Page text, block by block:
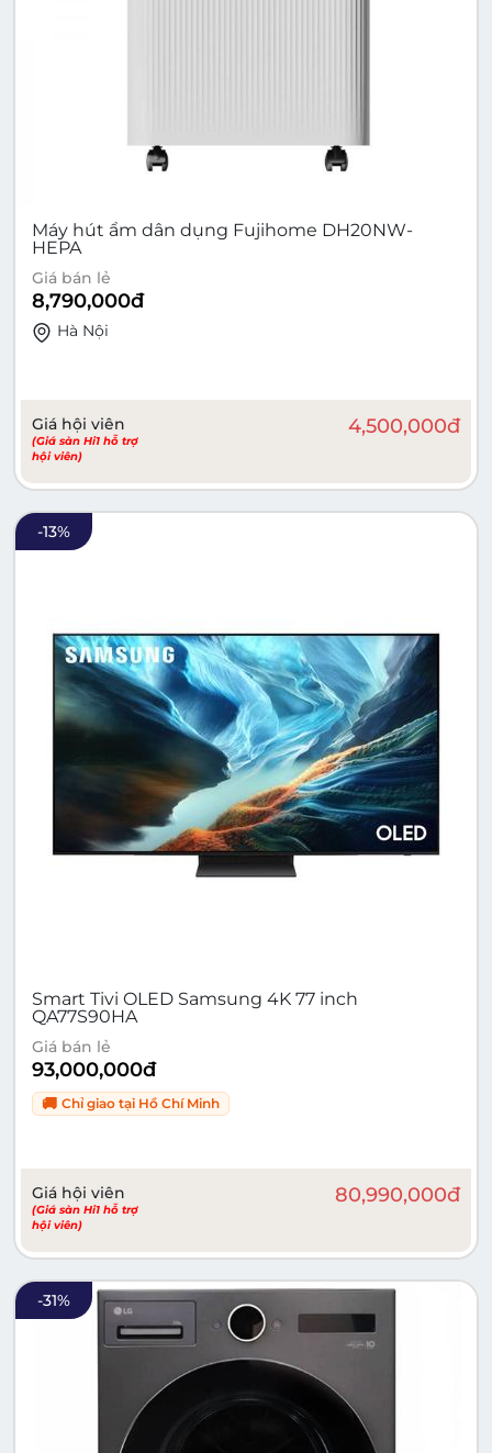
Máy hút ẩm dân dụng Fujihome DH20NW-
HEPA
Giá bán lẻ
8,790,000đ
Hà Nội
Giá hội viên
(Giá sàn Hi1 hỗ trợ
hội viên)
4,500,000đ
-13%
Smart Tivi OLED Samsung 4K 77 inch
QA77S90HA
Giá bán lẻ
93,000,000đ
🚚 Chỉ giao tại Hồ Chí Minh
Giá hội viên
(Giá sàn Hi1 hỗ trợ
hội viên)
80,990,000đ
-31%